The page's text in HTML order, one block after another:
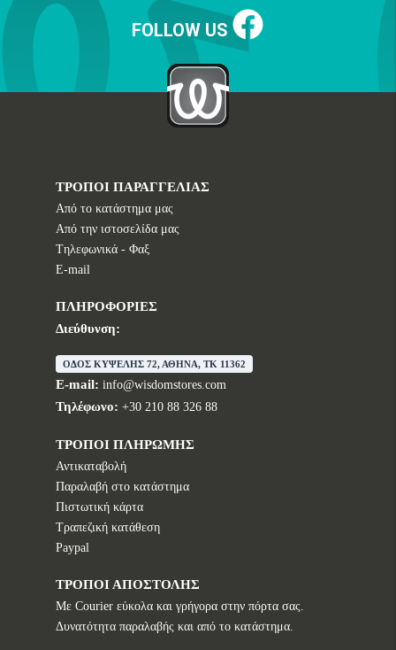
FOLLOW US
ΤΡΟΠΟΙ ΠΑΡΑΓΓΕΛΙΑΣ
Από το κατάστημα μας
Από την ιστοσελίδα μας
Tηλεφωνικά - Φαξ
E-mail
ΠΛΗΡΟΦΟΡΙΕΣ
Διεύθυνση:
ΟΔΟΣ ΚΥΨΕΛΗΣ 72, ΑΘΗΝΑ, TK 11362
E-mail: info@wisdomstores.com
Τηλέφωνο: +30 210 88 326 88
ΤΡΟΠΟΙ ΠΛΗΡΩΜΗΣ
Αντικαταβολή
Παραλαβή στο κατάστημα
Πιστωτική κάρτα
Τραπεζική κατάθεση
Paypal
ΤΡΟΠΟΙ ΑΠΟΣΤΟΛΗΣ
Με Courier εύκολα και γρήγορα στην πόρτα σας.
Δυνατότητα παραλαβής και από το κατάστημα.